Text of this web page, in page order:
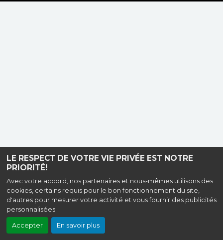
LE RESPECT DE VOTRE VIE PRIVÉE EST NOTRE
PRIORITÉ!
Avec votre accord, nos partenaires et nous-mêmes utilisons des
cookies, certains requis pour le bon fonctionnement du site,
d'autres pour mesurer votre activité et vous fournir des publicités
personnalisées.
Accepter En savoir plus